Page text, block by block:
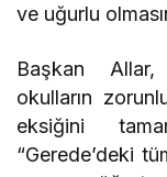
ve uğurlu
Başkan Allar,
okulların
eksiğini
“Gerede’deki